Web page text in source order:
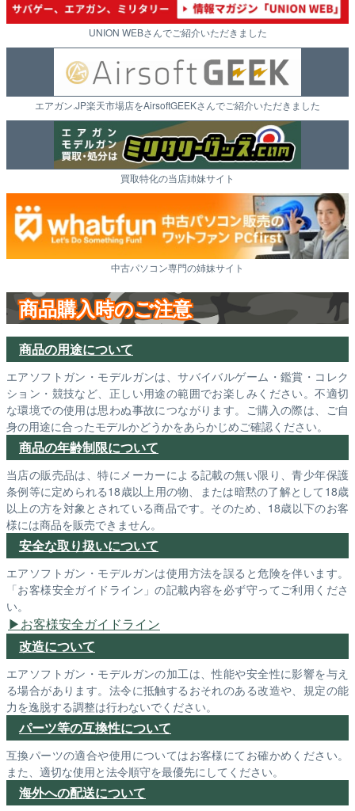
UNION WEBさんでご紹介いただきました
エアガン.JP楽天市場店をAirsoftGEEKさんでご紹介いただきました
買取特化の当店姉妹サイト
中古パソコン専門の姉妹サイト
商品購入時のご注意
商品の用途について
エアソフトガン・モデルガンは、サバイバルゲーム・鑑賞・コレク
ション・競技など、正しい用途の範囲でお楽しみください。不適切
な環境での使用は思わぬ事故につながります。ご購入の際は、ご自
身の用途に合ったモデルかどうかをあらかじめご確認ください。
商品の年齢制限について
当店の販売品は、特にメーカーによる記載の無い限り、青少年保護
条例等に定められる18歳以上用の物、または暗黙の了解として18歳
以上の方を対象とされている商品です。そのため、18歳以下のお客
様には商品を販売できません。
安全な取り扱いについて
エアソフトガン・モデルガンは使用方法を誤ると危険を伴います。
「お客様安全ガイドライン」の記載内容を必ず守ってご利用くださ
い。
お客様安全ガイドライン
改造について
エアソフトガン・モデルガンの加工は、性能や安全性に影響を与え
る場合があります。法令に抵触するおそれのある改造や、規定の能
力を逸脱する調整は行わないでください。
パーツ等の互換性について
互換パーツの適合や使用についてはお客様にてお確かめください。
また、適切な使用と法令順守を最優先にしてください。
海外への配送について